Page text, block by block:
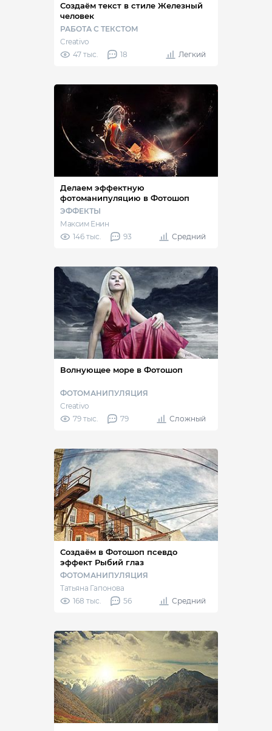
Создаём текст в стиле Железный
человек
РАБОТА С ТЕКСТОМ
Creativo
47 тыс.
18 Легкий
Делаем эффектную
фотоманипуляцию в Фотошоп
ЭФФЕКТЫ
Максим Енин
146 тыс.
93 Средний
Волнующее море в Фотошоп
ФОТОМАНИПУЛЯЦИЯ
Creativo
79 тыс.
79 Сложный
Создаём в Фотошоп псевдо
эффект Рыбий глаз
ФОТОМАНИПУЛЯЦИЯ
Татьяна Гапонова
168 тыс.
56 Средний